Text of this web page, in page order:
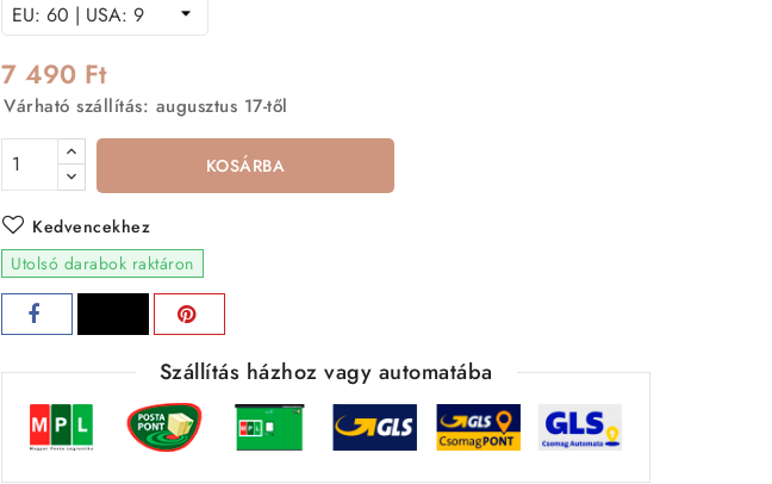
7 490 Ft
Várható szállítás: augusztus 17-től
KOSÁRBA
Kedvencekhez
Utolsó darabok raktáron
Szállítás házhoz vagy automatába